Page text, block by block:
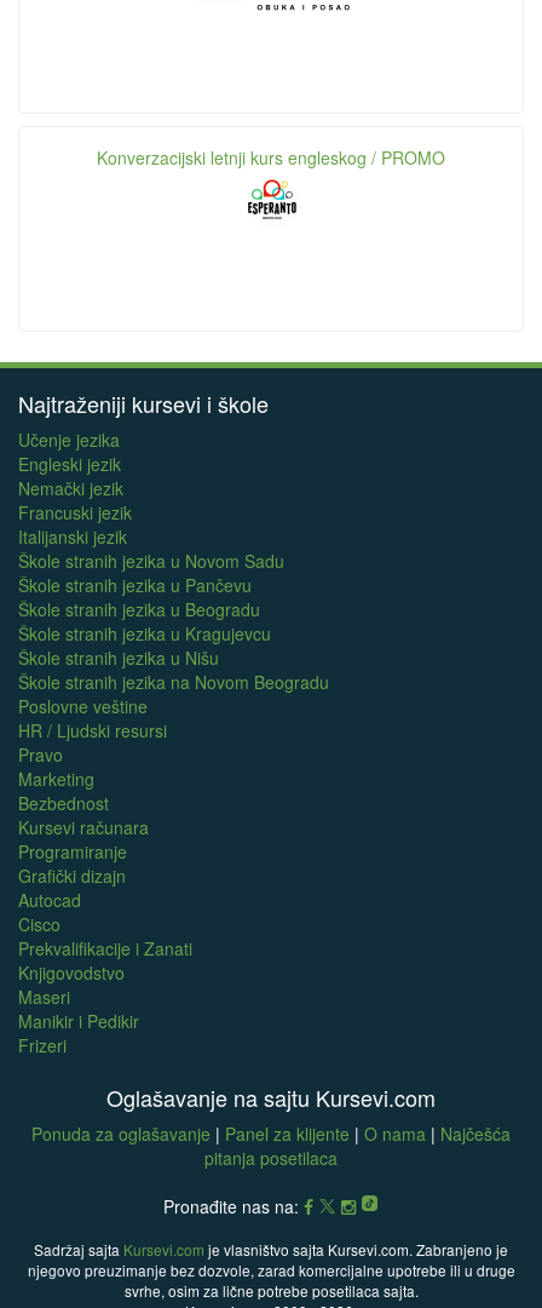
Konverzacijski letnji kurs engleskog / PROMO
Najtraženiji kursevi i škole
Učenje jezika
Engleski jezik
Nemački jezik
Francuski jezik
Italijanski jezik
Škole stranih jezika u Novom Sadu
Škole stranih jezika u Pančevu
Škole stranih jezika u Beogradu
Škole stranih jezika u Kragujevcu
Škole stranih jezika u Nišu
Škole stranih jezika na Novom Beogradu
Poslovne veštine
HR / Ljudski resursi
Pravo
Marketing
Bezbednost
Kursevi računara
Programiranje
Grafički dizajn
Autocad
Cisco
Prekvalifikacije i Zanati
Knjigovodstvo
Maseri
Manikir i Pedikir
Frizeri
Oglašavanje na sajtu Kursevi.com
Ponuda za oglašavanje | Panel za klijente | O nama | Najčešća
pitanja posetilaca
Pronađite nas na:
Sadržaj sajta Kursevi.com je vlasništvo sajta Kursevi.com. Zabranjeno je
njegovo preuzimanje bez dozvole, zarad komercijalne upotrebe ili u druge
svrhe, osim za lične potrebe posetilaca sajta.